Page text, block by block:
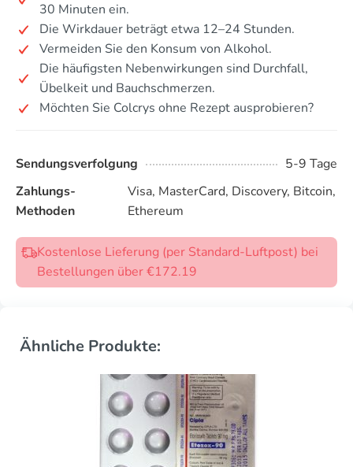
30 Minuten ein.
Die Wirkdauer beträgt etwa 12–24 Stunden.
Vermeiden Sie den Konsum von Alkohol.
Die häufigsten Nebenwirkungen sind Durchfall,
Übelkeit und Bauchschmerzen.
Möchten Sie Colcrys ohne Rezept ausprobieren?
Sendungsverfolgung
5-9 Tage
Zahlungs-
Methoden
Visa, MasterCard, Discovery, Bitcoin,
Ethereum
Kostenlose Lieferung (per Standard-Luftpost) bei
Bestellungen über €172.19
Ähnliche Produkte: